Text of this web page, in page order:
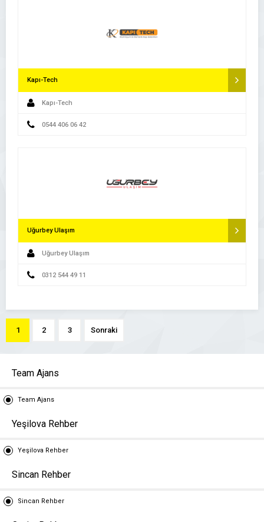
Kapı-Tech
Kapı-Tech
0544 406 06 42
Uğurbey Ulaşım
Uğurbey Ulaşım
0312 544 49 11
1 2 3 Sonraki
Team Ajans
Team Ajans
Yeşilova Rehber
Yeşilova Rehber
Sincan Rehber
Sincan Rehber